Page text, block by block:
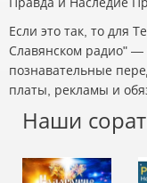
Если это так, то для
Славянском радио" —
познавательные
платы, рекламы и
Наши